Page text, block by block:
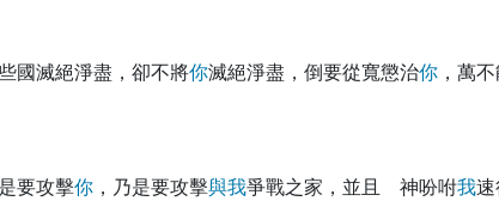
國滅絕淨盡，卻不將你滅絕淨盡，倒要從寬懲治你 ，萬
要攻擊你 ，乃是要攻擊與我爭戰之家，並且 神吩咐我速